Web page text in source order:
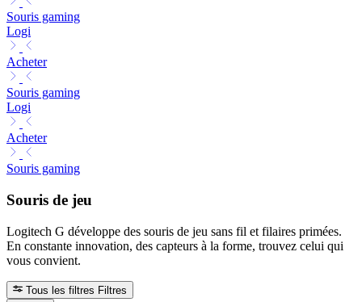
Souris gaming
Logi
Acheter
Souris gaming
Logi
Acheter
Souris gaming
Souris de jeu
Logitech G développe des souris de jeu sans fil et filaires primées.
En constante innovation, des capteurs à la forme, trouvez celui qui
vous convient.
Tous les filtres Filtres